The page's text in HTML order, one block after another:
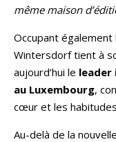
même maison
Occupant
Wintersdorf tient à
aujourd’hui le leader
au Luxembourg,
cœur et les
Au-delà de la